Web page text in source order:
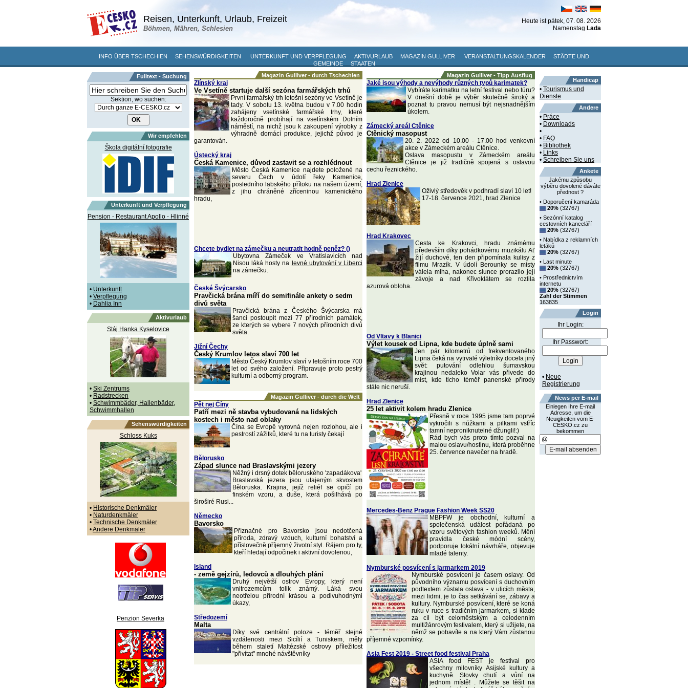
Reisen, Unterkunft, Urlaub, Freizeit
Böhmen, Mähren, Schlesien
Heute istpátek, 07. 08. 2026
Namenstag Lada
INFO ÜBER TSCHECHIEN SEHENSWÜRDIGKEITEN UNTERKUNFT UND VERPFLEGUNG AKTIVURLAUB MAGAZIN GULLIVER VERANSTALTUNGSKALENDER
STÄDTE UND
GEMEINDE
STAATEN
Fulltext - Suchung
Sektion, wo suchen:
Wir empfehlen
Škola digitální fotografie
Unterkunft und Verpflegung
Pension - Restaurant Apollo - Hlinné
• Unterkunft
• Verpflegung
• Dahlia Inn
Aktivurlaub
Stáj Hanka Kyselovice
• Ski Zentrums
• Radstrecken
• Schwimmbäder, Hallenbäder,
Schwimmhallen
Sehenswürdigkeiten
Schloss Kuks
• Historische Denkmäler
• Naturdenkmäler
• Technische Denkmäler
•Andere Denkmäler
Penzion Severka
Magazin Gulliver - durch Tschechien
Zlínský kraj
Ve Vsetíně startuje další sezóna farmářských trhů
První farmářský trh letošní sezóny ve Vsetíně je
tady. V sobotu 13. května budou v 7.00 hodin
zahájeny vsetínské farmářské trhy, které
každoročně probíhají na vsetínském Dolním
náměstí, na nichž jsou k zakoupení výrobky z
výhradně domácí produkce, jejichž původ je
garantován.
Ústecký kraj
Česká Kamenice, důvod zastavit se a rozhlédnout
Město Česká Kamenice najdete položené na
severu Čech v údolí řeky Kamenice,
posledního labského přítoku na našem území,
z jihu chráněné zříceninou kamenického
hradu,
Chcete bydlet na zámečku a neutratit hodně peněz? ()
Ubytovna Zámeček ve Vratislavicích nad
Nisou láká hosty na levné ubytování v Liberci
na zámečku.
České Švýcarsko
Pravčická brána míří do semifinále ankety o sedm
divů světa
Pravčická brána z Českého Švýcarska má
šanci postoupit mezi 77 přírodních památek,
ze kterých se vybere 7 nových přírodních divů
světa.
Jižní Čechy
Český Krumlov letos slaví 700 let
Město Český Krumlov slaví v letošním roce 700
let od svého založení. Připravuje proto pestrý
kulturní a odborný program.
Magazin Gulliver - durch die Welt
Pět nej Číny
Patří mezi ně stavba vybudovaná na lidských
kostech i město nad oblaky
Čína se Evropě vyrovná nejen rozlohou, ale i
pestrostí zážitků, které tu na turisty čekají
Bělorusko
Západ slunce nad Braslavskými jezery
Něžný i drsný dotek běloruského 'zapadákova'
Braslavská jezera jsou utajeným skvostem
Běloruska. Krajina, jejíž reliéf se opičí po
finském vzoru, a duše, která pošilhává po
široširé Rusi...
Německo
Bavorsko
Příznačné pro Bavorsko jsou nedotčená
příroda, zdravý vzduch, kulturní bohatství a
příslovečně příjemný životní styl. Rájem pro ty,
kteří hledají odpočinek i aktivní dovolenou,
Island
- země gejzírů, ledovců a dlouhých plání
Druhý největší ostrov Evropy, který není
vnitrozemcům tolik známý. Láká svou
neotřelou přírodní krásou a podivuhodnými
úkazy,
Středozemí
Malta
Díky své centrální poloze - téměř stejné
vzdálenosti mezi Sicílií a Tuniskem, měly
během staletí Maltézské ostrovy příležitost
"přivítat" mnohé návštěvníky
Magazin Gulliver - Tipp Ausflug
Jaké jsou výhody a nevýhody různých typů karimatek?
Vybíráte karimatku na letní festival nebo túru?
V dnešní době je výběr skutečně široký a
poznat tu pravou nemusí být nejsnadnějším
úkolem.
Zámecký areál Ctěnice
Ctěnický masopust
20. 2. 2022 od 10.00 - 17.00 hod venkovní
akce v Zámeckém areálu Ctěnice.
Oslava masopustu v Zámeckém areálu
Ctěnice je již tradičně spojená s oslavou
cechu řeznického.
Hrad Zlenice
Oživlý středověk v podhradí slaví 10 let!
17-18. července 2021, hrad Zlenice
Hrad Krakovec
Cesta ke Krakovci, hradu známému
především díky pohádkovému muzikálu Ať
žijí duchové, ten den připomínala kulisy z
filmu Mrazík. V údolí Berounky se místy
válela mlha, nakonec slunce prorazilo její
závoje a nad Křivoklátem se rozlila
azurová obloha.
Od Vltavy k Blanici
Výlet kousek od Lipna, kde budete úplně sami
Jen pár kilometrů od frekventovaného
Lipna čeká na vytrvalé výletníky docela jiný
svět: putování odlehlou šumavskou
krajinou nedaleko Volar vás přivede do
míst, kde ticho téměř panenské přírody
stále nic neruší.
Hrad Zlenice
25 let aktivit kolem hradu Zlenice
Přesně v roce 1995 jsme tam poprvé
vykročili s nůžkami a pilkami vstříc
tamní neproniknutelné džungli!:)
Rád bych vás proto tímto pozval na
malou oslavu/hostinu, která proběhne
25. července navečer na hradě.
Mercedes-Benz Prague Fashion Week SS20
MBPFW je obchodní, kulturní a
společenská událost pořádaná po
vzoru světových fashion weeků. Mění
pravidla české módní scény,
podporuje lokální návrháře, objevuje
mladé talenty.
Nymburské posvícení s jarmarkem 2019
Nymburské posvícení je časem oslavy. Od
původního významu posvícení s duchovním
podtextem zůstala oslava - v ulicích města,
mezi lidmi, je to čas setkávání se, zábavy a
kultury. Nymburské posvícení, které se koná
ruku v ruce s tradičním jarmarkem, si klade
za cíl být celoměstským a celodenním
multižánrovým festivalem, který si užijete, na
němž se pobavíte a na který Vám zůstanou
příjemné vzpomínky.
Asia Fest 2019 - Street food festival Praha
ASIA food FEST je festival pro
všechny milovníky Asijské kultury a
kuchyně. Stovky chutí a vůní na
jednom místě! . Můžete se těšit na
Handicap
• Tourismus und
Dienste
Andere
• Práce
• Downloads
•
• FAQ
• Bibliothek
• Links
• Schreiben Sie uns
Ankete
Jakému způsobu
výběru dovolené dáváte
přednost ?
• Doporučení kamaráda
20% (32767)
• Sezónní katalog
cestovních kanceláří
20% (32767)
• Nabídka z reklamních
letáků
20% (32767)
• Last minute
20% (32767)
• Prostřednictvím
internetu
20% (32767)
Zahl der Stimmen
163835
Login
Ihr Login:
Ihr Passwort:
• Neue
Registrierung
News per E-mail
Einlegen Ihre E-mail
Adresse, um die
Neuigkeiten vom E-
CESKO.cz zu
bekommen